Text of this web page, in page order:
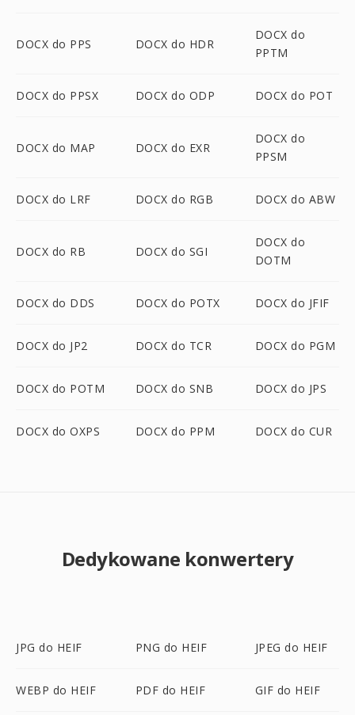
DOCX do PPS DOCX do HDR
DOCX do
PPTM
DOCX do PPSX DOCX do ODP DOCX do POT
DOCX do MAP DOCX do EXR
DOCX do
PPSM
DOCX do LRF DOCX do RGB DOCX do ABW
DOCX do RB DOCX do SGI
DOCX do
DOTM
DOCX do DDS DOCX do POTX DOCX do JFIF
DOCX do JP2 DOCX do TCR DOCX do PGM
DOCX do POTM DOCX do SNB DOCX do JPS
DOCX do OXPS DOCX do PPM DOCX do CUR
Dedykowane konwertery
JPG do HEIF PNG do HEIF JPEG do HEIF
WEBP do HEIF PDF do HEIF GIF do HEIF